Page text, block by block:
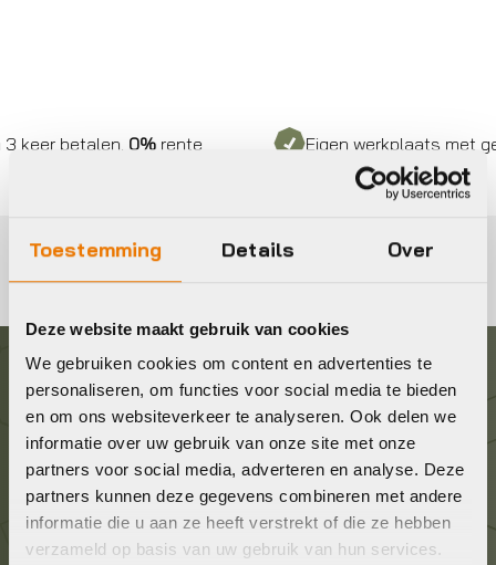
Toestemming Details Over
Deze website maakt gebruik van cookies
We gebruiken cookies om content en advertenties te
personaliseren, om functies voor social media te bieden
en om ons websiteverkeer te analyseren. Ook delen we
informatie over uw gebruik van onze site met onze
partners voor social media, adverteren en analyse. Deze
partners kunnen deze gegevens combineren met andere
informatie die u aan ze heeft verstrekt of die ze hebben
verzameld op basis van uw gebruik van hun services.
betalen,0%rente Eigen werkplaats met
Graag in contact komen?
Wij staan voor je klaar! Neem contact op via de
onderstaande gegevens.
Stuur ons een e-mail